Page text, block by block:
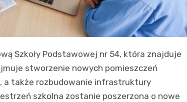
Szkoły Podstawowej nr 54, która znajduje
stworzenie nowych pomieszczeń
a także rozbudowanie infrastruktury
szkolna zostanie poszerzona o nowe